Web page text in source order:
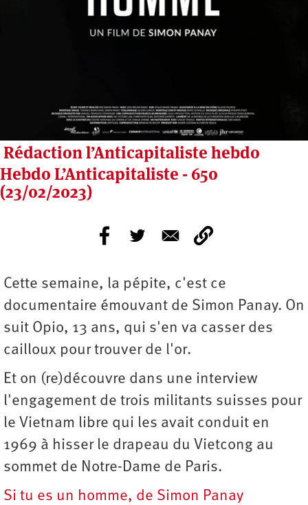
Rédaction l’Anticapitaliste hebdo
Hebdo L’Anticapitaliste - 650
(23/02/2023)
Cette semaine, la pépite, c'est ce
documentaire émouvant de Simon Panay. On
suit Opio, 13 ans, qui s'en va casser des
cailloux pour trouver de l'or.
Et on (re)découvre dans une interview
l'engagement de trois militants suisses pour
le Vietnam libre qui les avait conduit en
1969 à hisser le drapeau du Vietcong au
sommet de Notre-Dame de Paris.
Si tu es un homme, de Simon Panay